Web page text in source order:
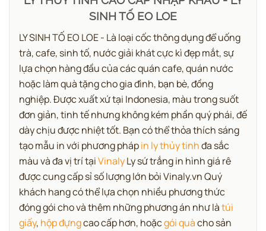
SINH TỐ EO LOE
LY SINH TỐ EO LOE - Là loại cốc thông dụng để uống
trà, cafe, sinh tố, nước giải khát cực kì đẹp mắt, sự
lựa chọn hàng đầu của các quán cafe, quán nước
hoặc làm quà tặng cho gia đình, bạn bè, đồng
nghiệp. Được xuất xứ tại Indonesia, màu trong suốt
đơn giản, tinh tế nhưng không kém phần quý phái, đế
dày chịu được nhiệt tốt. Bạn có thể thỏa thích sáng
tạo mẫu in với phương phápin ly thủy tinhđa sắc
màu và đa vị trí tạiVinalyLy sứ trắng in hình giá rê
được cung cấp sỉ số lượng lớn bỏi Vinaly.vn Quý
khách hang có thể lựa chọn nhiều phương thức
đóng gói cho và thêm những phương án như làtúi
giấy, hộp đựngcao cấp hơn, hoặcgói quàcho sản